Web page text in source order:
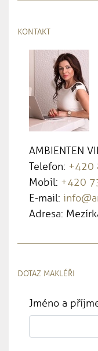
KONTAKT
AMBIENTEN
Telefon: +420
Mobil: +420
E-mail:
Adresa:
DOTAZ MAKLÉŘI
Jméno a